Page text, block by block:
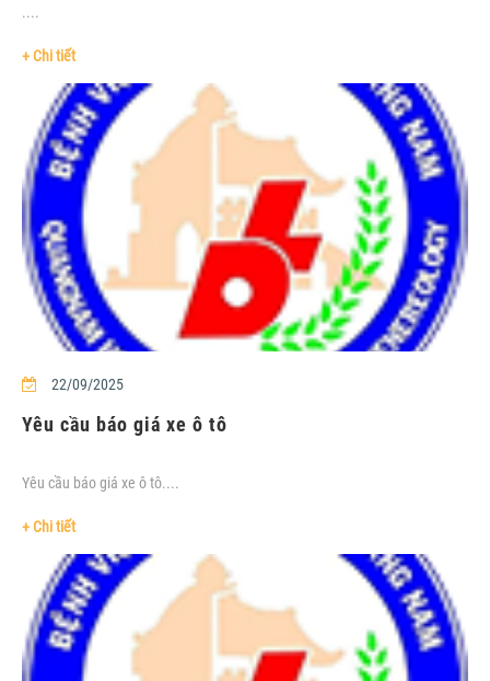
....
+ Chi tiết
22/09/2025
Yêu cầu báo giá xe ô tô
Yêu cầu báo giá xe ô tô....
+ Chi tiết